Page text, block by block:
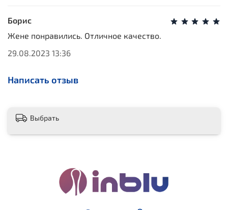
Борис
Жене понравились. Отличное качество.
29.08.2023 13:36
Написать отзыв
Выбрать